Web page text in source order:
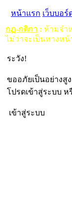
หน้าแรก เว็บบอร์
กฏ-กติกา : ห้ามจำ
ไม่ว่าจะเป็นทางห
ระวัง!
ขออภัยเป็นอย่าง
โปรดเข้าสู่ระบบ ห
เข้าสู่ระบบ